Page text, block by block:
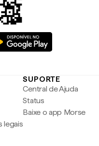
legais
SUPORTE
Central de Ajuda
Status
Baixe o app Morse